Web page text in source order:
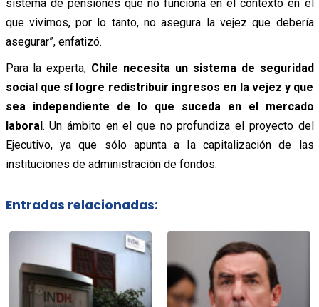
sistema de pensiones que no funciona en el contexto en el
que vivimos, por lo tanto, no asegura la vejez que debería
asegurar”, enfatizó.
Para la experta, Chile necesita un sistema de seguridad
social que sí logre redistribuir ingresos en la vejez y que
sea independiente de lo que suceda en el mercado
laboral. Un ámbito en el que no profundiza el proyecto del
Ejecutivo, ya que sólo apunta a la capitalización de las
instituciones de administración de fondos.
Entradas relacionadas: